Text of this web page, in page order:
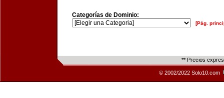
Categorías de Dominio:
[Pág.
** Precios
© 2002/2022 Solo10.com